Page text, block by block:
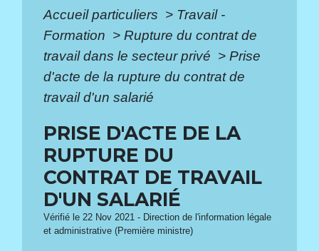
Accueil particuliers > Travail -
Formation > Rupture du contrat de
travail dans le secteur privé > Prise
d'acte de la rupture du contrat de
travail d'un salarié
PRISE D'ACTE DE LA
RUPTURE DU
CONTRAT DE TRAVAIL
D'UN SALARIÉ
Vérifié le 22 Nov 2021 - Direction de l'information légale
et administrative (Première ministre)